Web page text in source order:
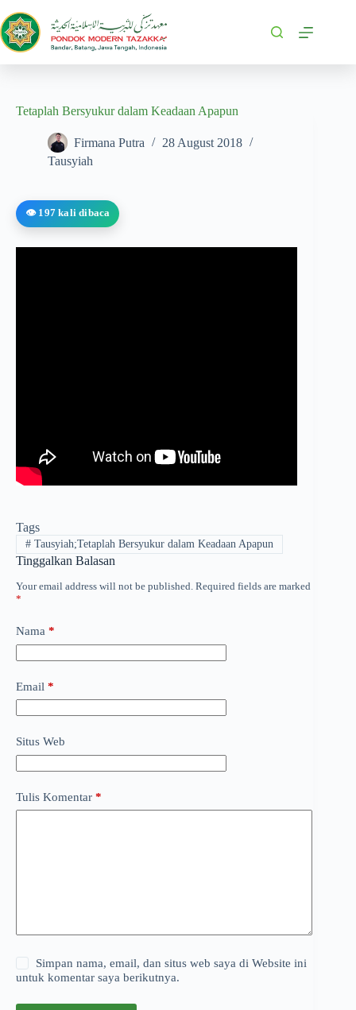
Tetaplah Bersyukur dalam Keadaan Apapun
Firmana Putra
28 August 2018
Tausyiah
👁️ 197 kali dibaca
Tags
#Tausyiah;Tetaplah Bersyukur dalam Keadaan Apapun
Tinggalkan Balasan
Your email address will not be published. Required fields are marked
*
Nama *
Email *
Situs Web
Tulis Komentar *
Simpan nama, email, dan situs web saya di Website ini
untuk komentar saya berikutnya.